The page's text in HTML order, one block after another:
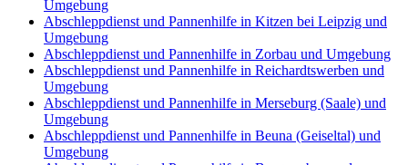
Umgebung
Abschleppdienst und Pannenhilfe in Kitzen bei Leipzig und
Umgebung
Abschleppdienst und Pannenhilfe in Zorbau und Umgebung
Abschleppdienst und Pannenhilfe in Reichardtswerben und
Umgebung
Abschleppdienst und Pannenhilfe in Merseburg (Saale) und
Umgebung
Abschleppdienst und Pannenhilfe in Beuna (Geiseltal) und
Umgebung